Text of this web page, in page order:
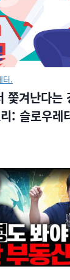
터.
쫓겨난다는
: 슬로우레